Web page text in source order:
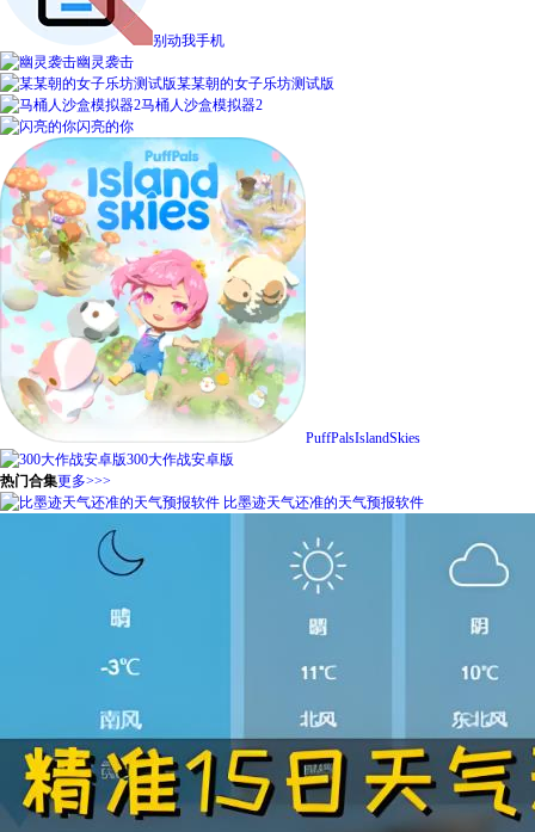
别动我手机
幽灵袭击
某某朝的女子乐坊测试版
马桶人沙盒模拟器2
闪亮的你
PuffPalsIslandSkies
300大作战安卓版
热门合集更多>>>
比墨迹天气还准的天气预报软件